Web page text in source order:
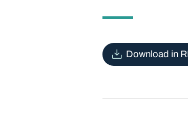
Download in